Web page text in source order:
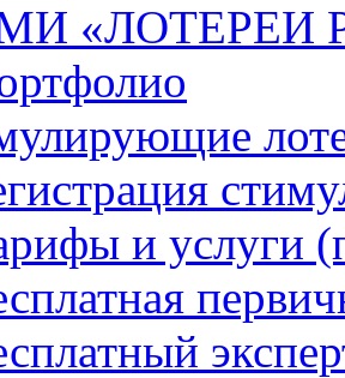
«ЛОТЕРЕИ
и услуги